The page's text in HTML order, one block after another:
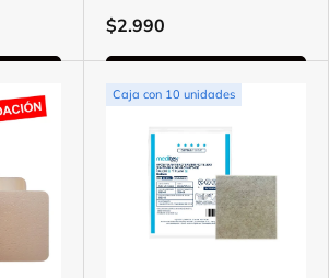
$2.990
Caja con 10 unidades